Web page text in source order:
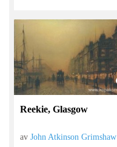
Reekie, Glasgow
avJohn Atkinson Grimshaw